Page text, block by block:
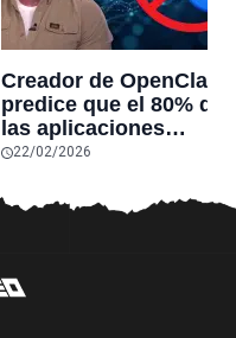
Creador de OpenClaw
predice que el 80% de
las aplicaciones
actuales
sobrevivirán las
aplicaciones con
hardware
22/02/2026